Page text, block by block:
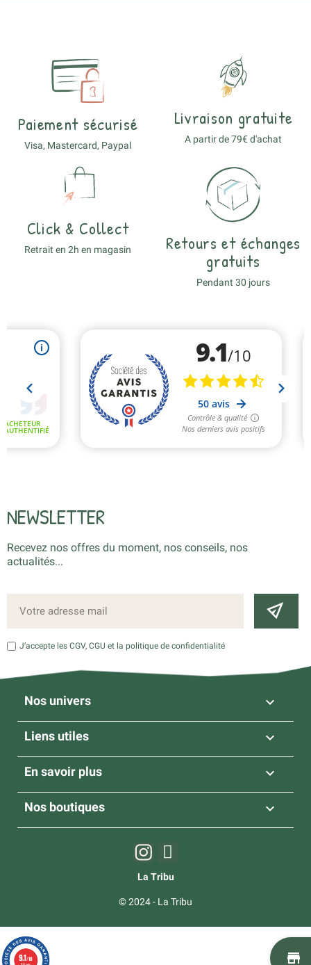
Paiement sécurisé
Visa, Mastercard, Paypal
Livraison gratuite
A partir de 79€ d'achat
Click & Collect
Retrait en 2h en magasin
Retours et échanges
gratuits
Pendant 30 jours
NEWSLETTER
Recevez nos offres du moment, nos conseils, nos
actualités...
J’accepte les CGV, CGU et la politique de confidentialité
Nos univers 
Liens utiles 
En savoir plus 
Nos boutiques 
La Tribu
© 2024 - La Tribu
9.1/10